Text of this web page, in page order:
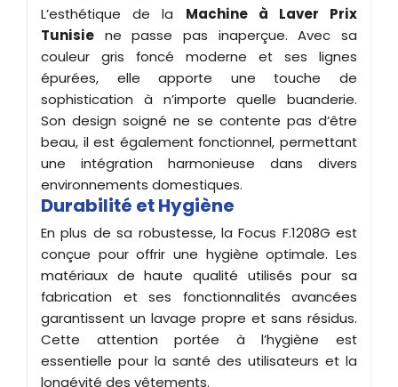
L’esthétique de la Machine à Laver Prix
Tunisie ne passe pas inaperçue. Avec sa
couleur gris foncé moderne et ses lignes
épurées, elle apporte une touche de
sophistication à n’importe quelle buanderie.
Son design soigné ne se contente pas d’être
beau, il est également fonctionnel, permettant
une intégration harmonieuse dans divers
environnements domestiques.
Durabilité et Hygiène
En plus de sa robustesse, la Focus F.1208G est
conçue pour offrir une hygiène optimale. Les
matériaux de haute qualité utilisés pour sa
fabrication et ses fonctionnalités avancées
garantissent un lavage propre et sans résidus.
Cette attention portée à l’hygiène est
essentielle pour la santé des utilisateurs et la
longévité des vêtements.